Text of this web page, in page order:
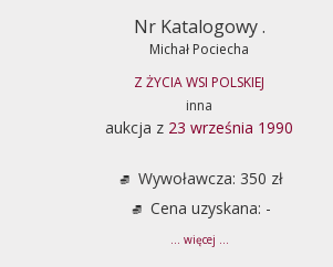
Nr Katalogowy .
Michał Pociecha
Z ŻYCIA WSI POLSKIEJ
inna
aukcja z 23 września 1990
Wywoławcza: 350 zł
Cena uzyskana: -
... więcej ...